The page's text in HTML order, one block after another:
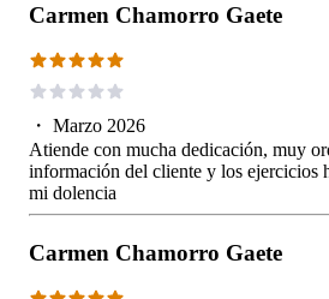
Carmen Chamorro Gaete
・ Marzo 2026
Atiende con mucha dedicación, muy
información del cliente y los ejercicios
mi dolencia
Carmen Chamorro Gaete